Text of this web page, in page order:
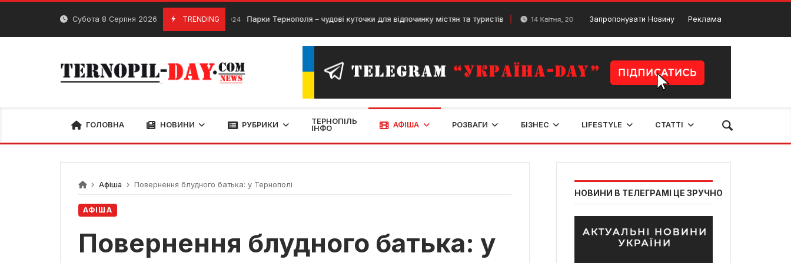
Skip
Субота 8 Серпня 2026 TRENDING
4 Березня, 2024 Парки Тернополя – чудові куточки для відпочинку містян та туристів 14 Квітня, 2024 У Тернополі незабаром запрацює аераційний фонтан
Запропонувати Новину Реклама
ГОЛОВНА НОВИНИ РУБРИКИ
ТЕРНОПІЛЬ
ІНФО
АФІША РОЗВАГИ БІЗНЕС LIFESTYLE СТАТТІ
Афіша Повернення блудного батька: у Тернополі
АФІША
Повернення блудного батька: у
НОВИНИ В ТЕЛЕГРАМІ ЦЕ ЗРУЧНО